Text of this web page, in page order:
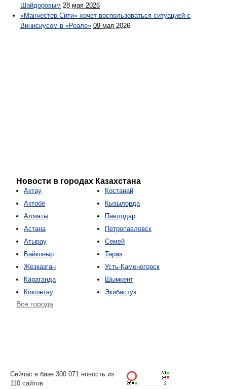
Шайдоровым 28 мая 2026
«Манчестер Сити» хочет воспользоваться ситуацией с
Винисиусом в «Реале» 09 мая 2026
Новости в городах Казахстана
Актау
Актобе
Алматы
Астана
Атырау
Байконыр
Жезказган
Караганда
Кокшетау
Костанай
Кызылорда
Павлодар
Петропавловск
Семей
Тараз
Усть-Каменогорск
Шымкент
Экибастуз
Все города
Сейчас в базе 300 071 новость из
110 сайтов